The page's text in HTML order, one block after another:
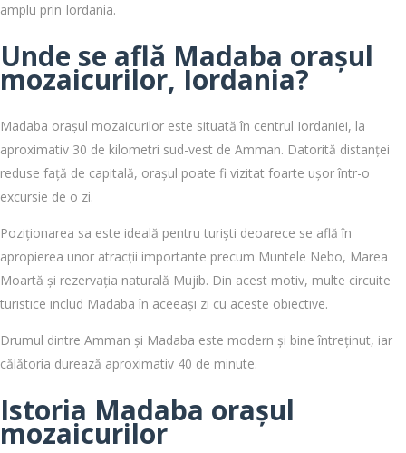
amplu prin Iordania.
Unde se află Madaba orașul
mozaicurilor, Iordania?
Madaba orașul mozaicurilor este situată în centrul Iordaniei, la
aproximativ 30 de kilometri sud-vest de Amman. Datorită distanței
reduse față de capitală, orașul poate fi vizitat foarte ușor într-o
excursie de o zi.
Poziționarea sa este ideală pentru turiști deoarece se află în
apropierea unor atracții importante precum Muntele Nebo, Marea
Moartă și rezervația naturală Mujib. Din acest motiv, multe circuite
turistice includ Madaba în aceeași zi cu aceste obiective.
Drumul dintre Amman și Madaba este modern și bine întreținut, iar
călătoria durează aproximativ 40 de minute.
Istoria Madaba orașul
mozaicurilor